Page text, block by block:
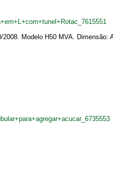
Modelo H50 MVA.